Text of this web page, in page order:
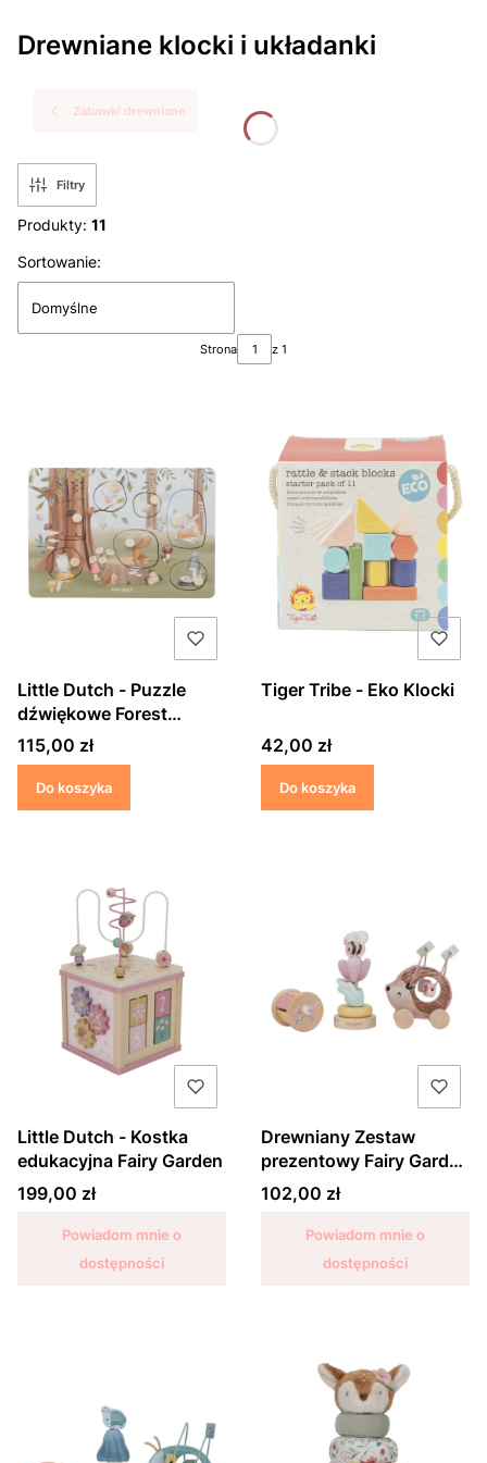
Drewniane klocki i układanki
Zabawki drewniane
Filtry
Produkty: 11
Lista produktów
Sortowanie:
Domyślne
Strona z 1
Little Dutch - Puzzle
dźwiękowe Forest
Friends FSC
Cena
115,00 zł
Do koszyka
Tiger Tribe - Eko Klocki
Cena
42,00 zł
Do koszyka
Little Dutch - Kostka
edukacyjna Fairy Garden
Cena
199,00 zł
Powiadom mnie o
dostępności
Drewniany Zestaw
prezentowy Fairy Garden
- Little Dutch
Cena
102,00 zł
Powiadom mnie o
dostępności